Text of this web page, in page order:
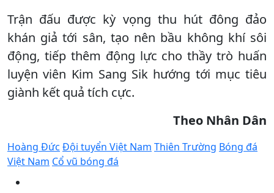
Trận đấu được kỳ vọng thu hút đông đảo
khán giả tới sân, tạo nên bầu không khí sôi
động, tiếp thêm động lực cho thầy trò huấn
luyện viên Kim Sang Sik hướng tới mục tiêu
giành kết quả tích cực.
Theo Nhân Dân
Hoàng Đức Đội tuyển Việt Nam Thiên Trường Bóng đá
Việt Nam Cổ vũ bóng đá